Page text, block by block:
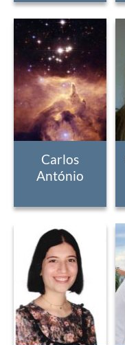
Carlos
António